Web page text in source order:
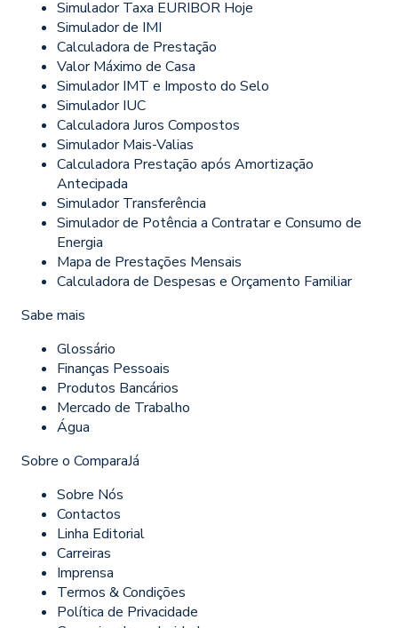
Simulador Taxa EURIBOR Hoje
Simulador de IMI
Calculadora de Prestação
Valor Máximo de Casa
Simulador IMT e Imposto do Selo
Simulador IUC
Calculadora Juros Compostos
Simulador Mais-Valias
Calculadora Prestação após Amortização
Antecipada
Simulador Transferência
Simulador de Potência a Contratar e Consumo de
Energia
Mapa de Prestações Mensais
Calculadora de Despesas e Orçamento Familiar
Sabe mais
Glossário
Finanças Pessoais
Produtos Bancários
Mercado de Trabalho
Água
Sobre o ComparaJá
Sobre Nós
Contactos
Linha Editorial
Carreiras
Imprensa
Termos & Condições
Política de Privacidade